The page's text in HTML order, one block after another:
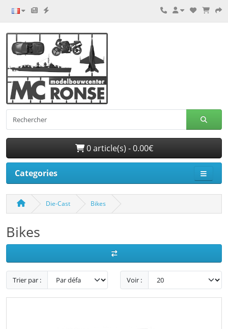
0 article(s) - 0.00€
Categories
Die-Cast Bikes
Bikes
Trier par : Voir :